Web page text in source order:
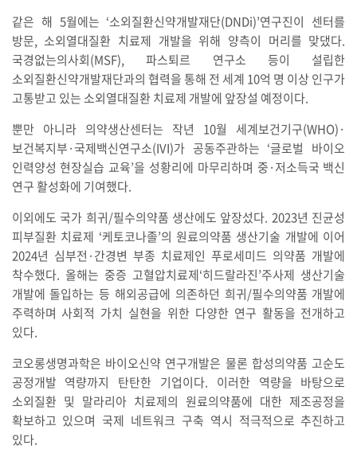
같은 해 5월에는 ‘소외질환신약개발재단(DNDi)’연구진이 센터를
방문, 소외열대질환 치료제 개발을 위해 양측이 머리를 맞댔다.
국경없는의사회(MSF), 파스퇴르 연구소 등이 설립한
소외질환신약개발재단과의 협력을 통해 전 세계 10억 명 이상 인구가
고통받고 있는 소외열대질환 치료제 개발에 앞장설 예정이다.
뿐만 아니라 의약생산센터는 작년 10월 세계보건기구(WHO)·
보건복지부·국제백신연구소(IVI)가 공동주관하는 ‘글로벌 바이오
인력양성 현장실습 교육’을 성황리에 마무리하며 중·저소득국 백신
연구 활성화에 기여했다.
이외에도 국가 희귀/필수의약품 생산에도 앞장섰다. 2023년 진균성
피부질환 치료제 ‘케토코나졸’의 원료의약품 생산기술 개발에 이어
2024년 심부전·간경변 부종 치료제인 푸로세미드 의약품 개발에
착수했다. 올해는 중증 고혈압치료제‘히드랄라진’주사제 생산기술
개발에 돌입하는 등 해외공급에 의존하던 희귀/필수의약품 개발에
주력하며 사회적 가치 실현을 위한 다양한 연구 활동을 전개하고
있다.
코오롱생명과학은 바이오신약 연구개발은 물론 합성의약품 고순도
공정개발 역량까지 탄탄한 기업이다. 이러한 역량을 바탕으로
소외질환 및 말라리아 치료제의 원료의약품에 대한 제조공정을
확보하고 있으며 국제 네트워크 구축 역시 적극적으로 추진하고
있다.